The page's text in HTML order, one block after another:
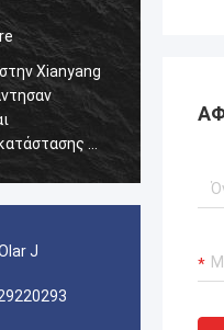
Xianyang
σε
το
J